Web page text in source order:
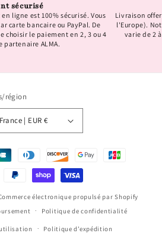
sécurisé
ligne est 100% sécurisé. Vous
carte bancaire ou PayPal. De
choisir le paiement en 2, 3 ou 4
partenaire ALMA.
Livraison
l'Europe).
varie de 2
région
France | EUR €
électronique propulsé par Shopify
Politique de confidentialité
Politique d’expédition